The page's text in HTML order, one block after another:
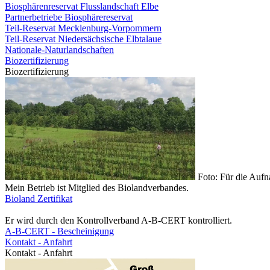
Biosphärenreservat Flusslandschaft Elbe
Partnerbetriebe Biosphärereservat
Teil-Reservat Mecklenburg-Vorpommern
Teil-Reservat Niedersächsische Elbtalaue
Nationale-Naturlandschaften
Biozertifizierung
Biozertifizierung
Foto: Für die
Mein Betrieb ist Mitglied des Biolandverbandes.
Bioland Zertifikat
Er wird durch den Kontrollverband A-B-CERT kontrolliert.
A-B-CERT - Bescheinigung
Kontakt - Anfahrt
Kontakt - Anfahrt